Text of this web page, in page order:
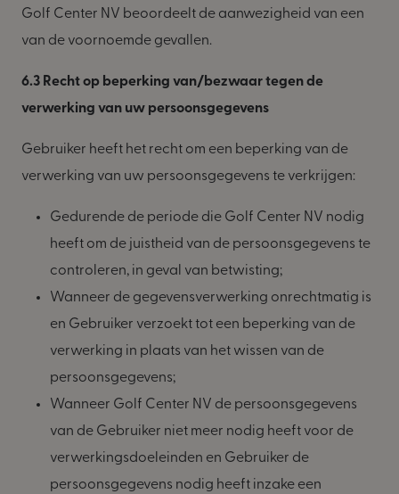
Golf Center NV beoordeelt de aanwezigheid van een
van de voornoemde gevallen.
6.3 Recht op beperking van/bezwaar tegen de
verwerking van uw persoonsgegevens
Gebruiker heeft het recht om een beperking van de
verwerking van uw persoonsgegevens te verkrijgen:
Gedurende de periode die Golf Center NV nodig
heeft om de juistheid van de persoonsgegevens te
controleren, in geval van betwisting;
Wanneer de gegevensverwerking onrechtmatig is
en Gebruiker verzoekt tot een beperking van de
verwerking in plaats van het wissen van de
persoonsgegevens;
Wanneer Golf Center NV de persoonsgegevens
van de Gebruiker niet meer nodig heeft voor de
verwerkingsdoeleinden en Gebruiker de
persoonsgegevens nodig heeft inzake een